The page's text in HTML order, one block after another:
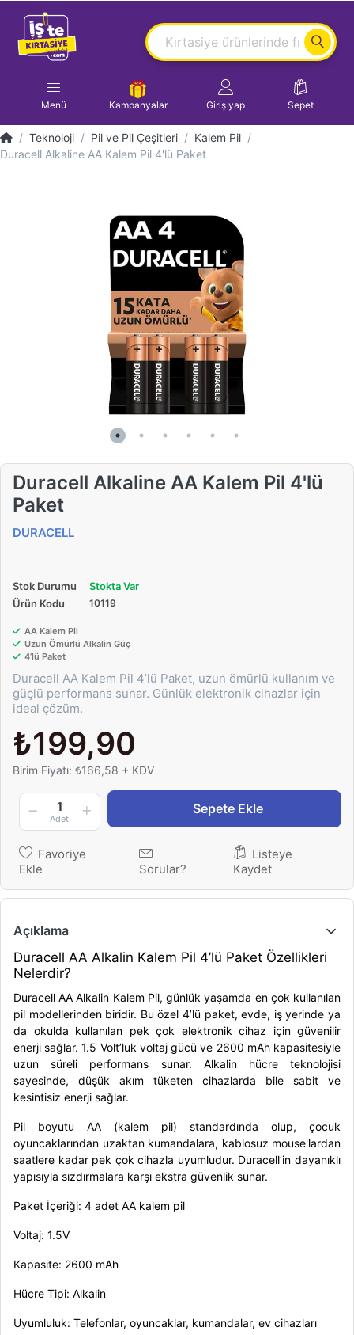
Menü Kampanyalar Giriş yap Sepet
Teknoloji Pil ve Pil Çeşitleri
Kalem Pil
Duracell Alkaline AA Kalem Pil 4'lü Paket
Duracell Alkaline AA Kalem Pil 4'lü
Paket
DURACELL
Stok Durumu
Stokta Var
Ürün Kodu
10119
AA Kalem Pil
Uzun Ömürlü Alkalin Güç
4’lü Paket
Duracell AA Kalem Pil 4’lü Paket, uzun ömürlü kullanım ve
güçlü performans sunar. Günlük elektronik cihazlar için
ideal çözüm.
₺199,90
Birim Fiyatı: ₺166,58 + KDV
1
Adet
Sepete Ekle
Favoriye
Ekle
Sorular?
Listeye
Kaydet
Açıklama
Duracell AA Alkalin Kalem Pil 4’lü Paket Özellikleri
Nelerdir?
Duracell AA Alkalin Kalem Pil, günlük yaşamda en çok kullanılan
pil modellerinden biridir. Bu özel 4’lü paket, evde, iş yerinde ya
da okulda kullanılan pek çok elektronik cihaz için güvenilir
enerji sağlar. 1.5 Volt’luk voltaj gücü ve 2600 mAh kapasitesiyle
uzun süreli performans sunar. Alkalin hücre teknolojisi
sayesinde, düşük akım tüketen cihazlarda bile sabit ve
kesintisiz enerji sağlar.
Pil boyutu AA (kalem pil) standardında olup, çocuk
oyuncaklarından uzaktan kumandalara, kablosuz mouse'lardan
saatlere kadar pek çok cihazla uyumludur. Duracell’in dayanıklı
yapısıyla sızdırmalara karşı ekstra güvenlik sunar.
Paket İçeriği: 4 adet AA kalem pil
Voltaj: 1.5V
Kapasite: 2600 mAh
Hücre Tipi: Alkalin
Uyumluluk: Telefonlar, oyuncaklar, kumandalar, ev cihazları